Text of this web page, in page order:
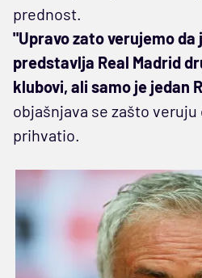
prednost.
"Upravo zato verujemo da
predstavlja Real Madrid
klubovi, ali samo je jedan
objašnjava se zašto veruju
prihvatio.